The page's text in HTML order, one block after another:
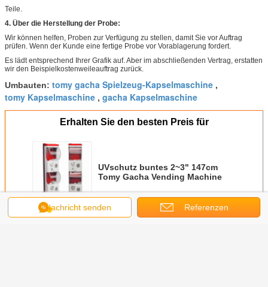
Teile.
4. Über die Herstellung der Probe:
Wir können helfen, Proben zur Verfügung zu stellen, damit Sie vor Auftrag
prüfen. Wenn der Kunde eine fertige Probe vor Vorablagerung fordert.
Es lädt entsprechend Ihrer Grafik auf. Aber im abschließenden Vertrag, erstatten
wir den Beispielkostenweileauftrag zurück.
Umbauten: tomy gacha Spielzeug-Kapselmaschine ,
tomy Kapselmaschine , gacha Kapselmaschine
Erhalten Sie den besten Preis für
UVschutz buntes 2~3" 147cm
Tomy Gacha Vending Machine
Fortsetzen
Nachricht senden Referenzen